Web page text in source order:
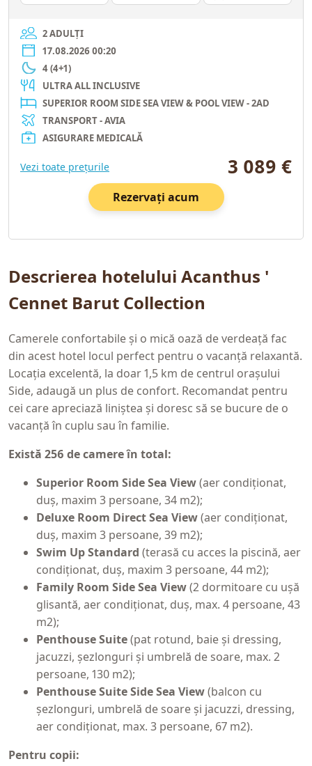
2 ADULȚI
17.08.2026 00:20
4 (4+1)
ULTRA ALL INCLUSIVE
SUPERIOR ROOM SIDE SEA VIEW & POOL VIEW - 2AD
TRANSPORT - AVIA
ASIGURARE MEDICALĂ
Vezi toate prețurile 3 089 €
Rezervați acum
Descrierea hotelului Acanthus '
Cennet Barut Collection
Camerele confortabile și o mică oază de verdeață fac
din acest hotel locul perfect pentru o vacanță relaxantă.
Locația excelentă, la doar 1,5 km de centrul orașului
Side, adaugă un plus de confort. Recomandat pentru
cei care apreciază liniștea și doresc să se bucure de o
vacanță în cuplu sau în familie.
Există 256 de camere în total:
Superior Room Side Sea View(aer condiționat,
duș, maxim 3 persoane, 34 m2);
Deluxe Room Direct Sea View(aer condiționat,
duș, maxim 3 persoane, 39 m2);
Swim Up Standard (terasă cu acces la piscină, aer
condiționat, duș, maxim 3 persoane, 44 m2);
Family Room Side Sea View(2 dormitoare cu ușă
glisantă, aer condiționat, duș, max. 4 persoane, 43
m2);
Penthouse Suite(pat rotund, baie și dressing,
jacuzzi, șezlonguri și umbrelă de soare, max. 2
persoane, 130 m2);
Penthouse Suite Side Sea View(balcon cu
șezlonguri, umbrelă de soare și jacuzzi, dressing,
aer condiționat, max. 3 persoane, 67 m2).
Pentru copii: